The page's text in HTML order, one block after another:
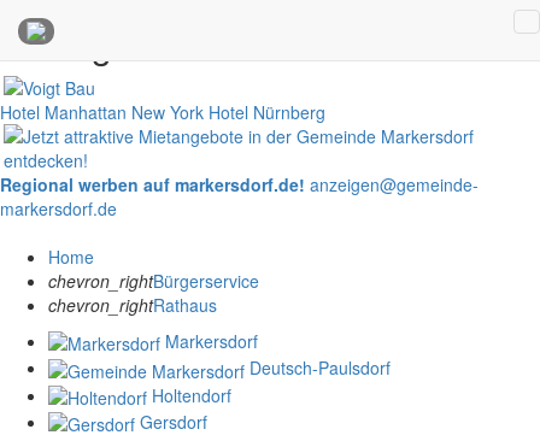
Anzeigen
Hotel Manhattan New York Hotel Nürnberg
Regional werben auf markersdorf.de! anzeigen@gemeinde-
markersdorf.de
Home
chevron_rightBürgerservice
chevron_rightRathaus
Markersdorf
Deutsch-Paulsdorf
Holtendorf
Gersdorf